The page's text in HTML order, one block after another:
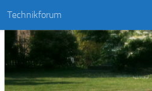
Technikforum